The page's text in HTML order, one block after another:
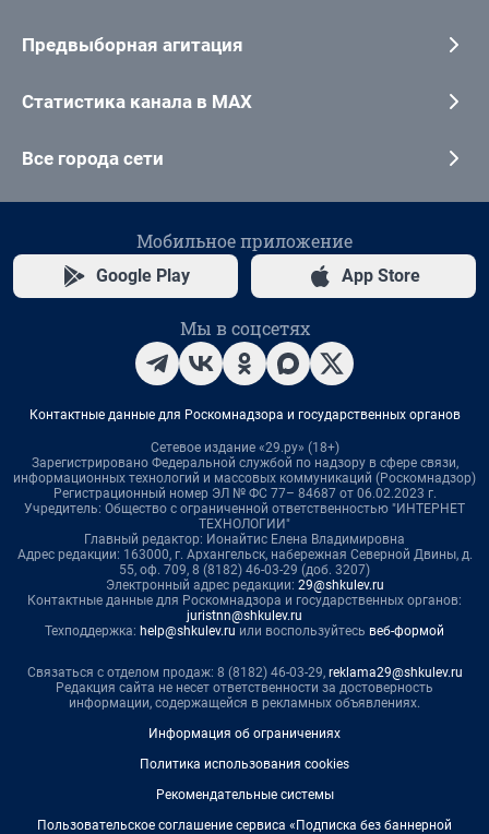
Предвыборная агитация
Статистика канала в MAX
Все города сети
Мобильное приложение
Google Play App Store
Мы в соцсетях
Контактные данные для Роскомнадзора и государственных органов
Сетевое издание «29.ру» (18+)
Зарегистрировано Федеральной службой по надзору в сфере связи,
информационных технологий и массовых коммуникаций (Роскомнадзор)
Регистрационный номер ЭЛ № ФС 77– 84687 от 06.02.2023 г.
Учредитель: Общество с ограниченной ответственностью "ИНТЕРНЕТ
ТЕХНОЛОГИИ"
Главный редактор: Ионайтис Елена Владимировна
Адрес редакции: 163000, г. Архангельск, набережная Северной Двины, д.
55, оф. 709, 8 (8182) 46-03-29 (доб. 3207)
Электронный адрес редакции: 29@shkulev.ru
Контактные данные для Роскомнадзора и государственных органов:
juristnn@shkulev.ru
Техподдержка: help@shkulev.ru или воспользуйтесь веб-формой
Связаться с отделом продаж: 8 (8182) 46-03-29, reklama29@shkulev.ru
Редакция сайта не несет ответственности за достоверность
информации, содержащейся в рекламных объявлениях.
Информация об ограничениях
Политика использования cookies
Рекомендательные системы
Пользовательское соглашение сервиса «Подписка без баннерной